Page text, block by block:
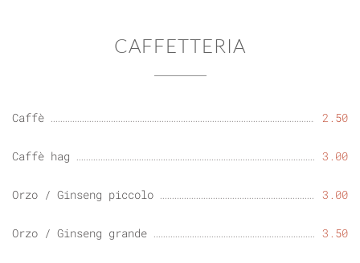
CAFFETTERIA
Caffè 2.50
Caffè hag 3.00
Orzo / Ginseng piccolo 3.00
Orzo / Ginseng grande 3.50